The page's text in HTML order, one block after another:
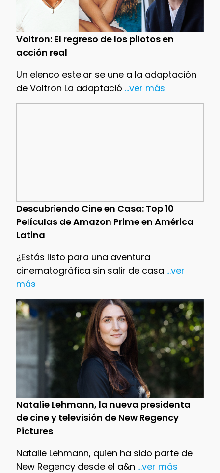
Voltron: El regreso de los pilotos en
acción real
Un elenco estelar se une a la adaptación
de Voltron La adaptació ...ver más
Descubriendo Cine en Casa: Top 10
Películas de Amazon Prime en América
Latina
¿Estás listo para una aventura
cinematográfica sin salir de casa ...ver
más
Natalie Lehmann, la nueva presidenta
de cine y televisión de New Regency
Pictures
Natalie Lehmann, quien ha sido parte de
New Regency desde el a&n ...ver más